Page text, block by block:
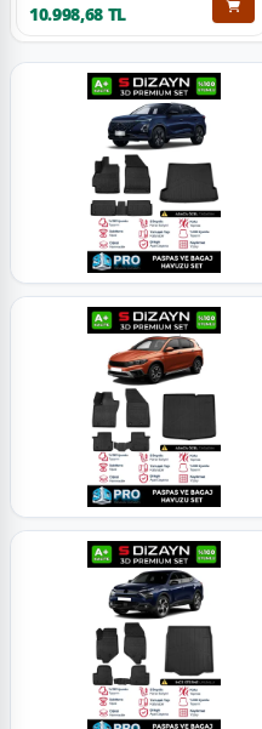
10.998,68 TL